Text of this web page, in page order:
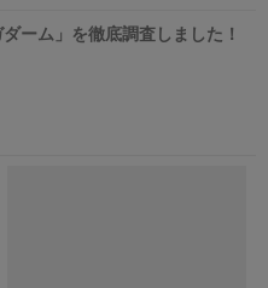
ーム」を徹底調査しました！